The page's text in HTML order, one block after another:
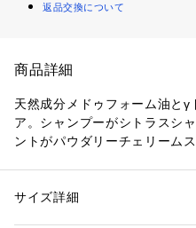
返品交換について
商品詳細
天然成分メドゥフォーム油と
ア。シャンプーがシトラスシ
ントがパウダリーチェリーム
え、やわらかくまとまりのあ
性別：レディース
サイズ詳細